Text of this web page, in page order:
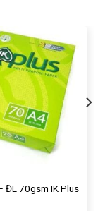
ĐL 70gsm IK Plus